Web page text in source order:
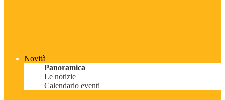
Novità
Panoramica
Le notizie
Calendario eventi